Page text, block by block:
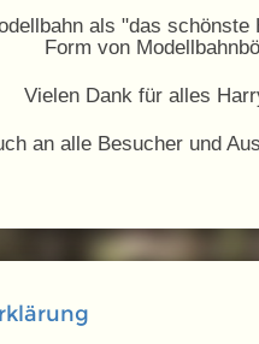
als "das
Form von
Vielen Dank für alles
an alle Besucher und